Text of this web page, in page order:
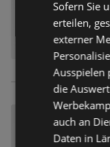
Sofern Sie
erteilen,
externer
Ausspielen
die
auch an
Daten in